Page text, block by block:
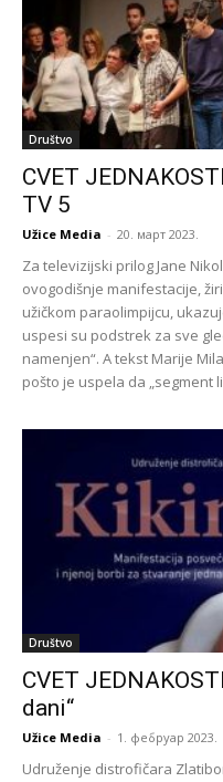
Društvo
CVET
TV 5
Užice Media - 20. март 2023.
Za televizijski prilog Jane
ovogodišnje manifestacije,
užičkom paraolimpijcu,
uspesi su podstrek za sve
namenjen“. A tekst Marije
pošto je uspela da „segment
Društvo
CVET
dani“
Užice Media - 1. фебруар 2023.
Udruženje distrofičara